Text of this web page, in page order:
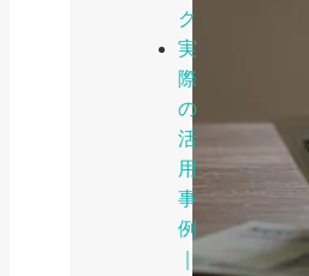
ク
実
際
の
活
用
事
例
｜